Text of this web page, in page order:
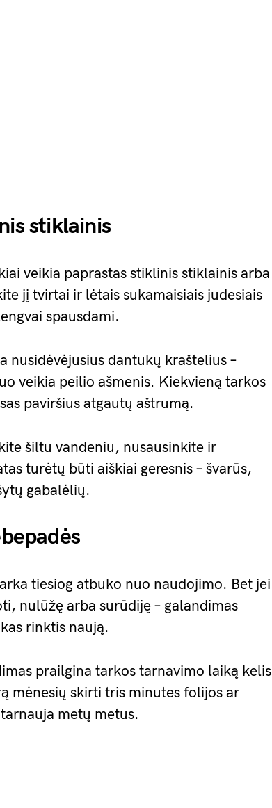
stiklainis
veikia paprastas stiklinis stiklainis arba
jį tvirtai ir lėtais sukamaisiais judesiais
spausdami.
nusidėvėjusius dantukų kraštelius –
veikia peilio ašmenis. Kiekvieną tarkos
paviršius atgautų aštrumą.
šiltu vandeniu, nusausinkite ir
turėtų būti aiškiai geresnis – švarūs,
gabalėlių.
tiesiog atbuko nuo naudojimo. Bet jei
nulūžę arba surūdiję – galandimas
rinktis naują.
prailgina tarkos tarnavimo laiką kelis
mėnesių skirti tris minutes folijos ar
metų metus.